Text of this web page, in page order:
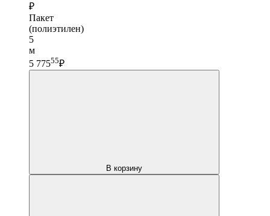
₽
Пакет
(полиэтилен)
5
м
5 77555₽
В корзину